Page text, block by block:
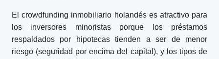
El crowdfunding inmobiliario holandés es atractivo para
los inversores minoristas porque los préstamos
respaldados por hipotecas tienden a ser de menor
riesgo (seguridad por encima del capital), y los tipos de